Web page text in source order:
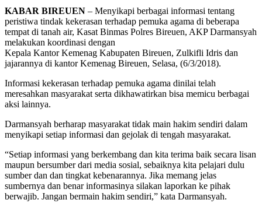
KABAR BIREUEN – Menyikapi berbagai informasi tentang
peristiwa tindak kekerasan terhadap pemuka agama di beberapa
tempat di tanah air, Kasat Binmas Polres Bireuen, AKP Darmansyah
melakukan koordinasi dengan
Kepala Kantor Kemenag Kabupaten Bireuen, Zulkifli Idris dan
jajarannya di kantor Kemenag Bireuen, Selasa, (6/3/2018).
Informasi kekerasan terhadap pemuka agama dinilai telah
meresahkan masyarakat serta dikhawatirkan bisa memicu berbagai
aksi lainnya.
Darmansyah berharap masyarakat tidak main hakim sendiri dalam
menyikapi setiap informasi dan gejolak di tengah masyarakat.
“Setiap informasi yang berkembang dan kita terima baik secara lisan
maupun bersumber dari media sosial, sebaiknya kita pelajari dulu
sumber dan dan tingkat kebenarannya. Jika memang jelas
sumbernya dan benar informasinya silakan laporkan ke pihak
berwajib. Jangan bermain hakim sendiri,” kata Darmansyah.